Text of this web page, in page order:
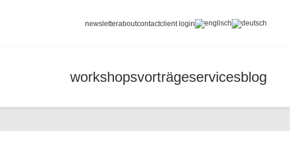
newsletteraboutcontactclient login
workshopsvorträgeservicesblog